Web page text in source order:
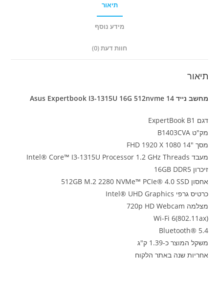
תיאור
מידע נוסף
חוות דעת (0)
תיאור
מחשב נייד Asus Expertbook I3-1315U 16G 512nvme 14
דגם ExpertBook B1
מק"ט B1403CVA
מסך "14 FHD 1920 X 1080
מעבד Intel® Core™ I3-1315U Processor 1.2 GHz Threads
זיכרון 16GB DDR5
אחסון 512GB M.2 2280 NVMe™ PCIe® 4.0 SSD
כרטיס גרפי Intel® UHD Graphics
מצלמה 720p HD Webcam
Wi-Fi 6(802.11ax)
Bluetooth® 5.4
משקל המוצר כ-1.39 ק"ג
אחריות שנה באתר הלקוח